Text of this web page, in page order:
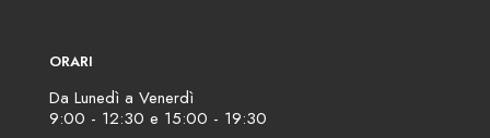
ORARI
Da Lunedì a Venerdì
9:00 - 12:30 e 15:00 - 19:30